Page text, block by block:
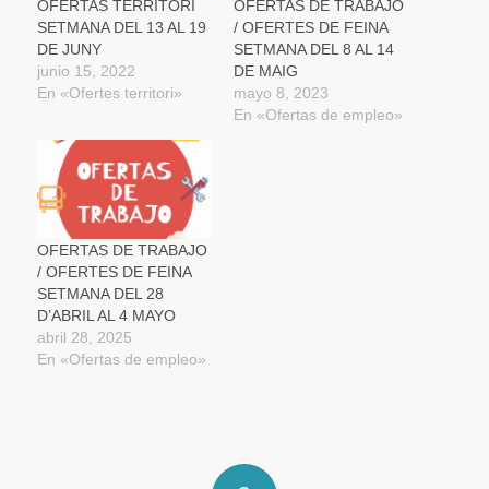
ventana
nueva)
OFERTAS TERRITORI
SETMANA DEL 13 AL 19
DE JUNY
junio 15, 2022
En «Ofertes territori»
OFERTAS DE TRABAJO
/ OFERTES DE FEINA
SETMANA DEL 8 AL 14
DE MAIG
mayo 8, 2023
En «Ofertas de empleo»
OFERTAS DE TRABAJO
/ OFERTES DE FEINA
SETMANA DEL 28
D’ABRIL AL 4 MAYO
abril 28, 2025
En «Ofertas de empleo»